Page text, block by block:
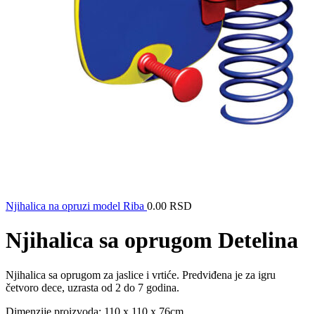
Njihalica na opruzi model Riba 0.00 RSD
Njihalica sa oprugom Detelina
Njihalica sa oprugom za jaslice i vrtiće. Predviđena je za igru
četvoro dece, uzrasta od 2 do 7 godina.
Dimenzije proizvoda: 110 x 110 x 76cm